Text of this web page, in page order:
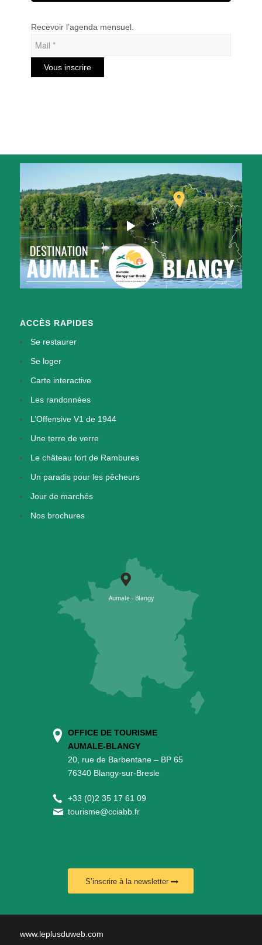
Recevoir l’agenda mensuel.
ACCÈS RAPIDES
Se restaurer
Se loger
Carte interactive
Les randonnées
L’Offensive V1 de 1944
Une terre de verre
Le château fort de Rambures
Un paradis pour les pêcheurs
Jour de marchés
Nos brochures
OFFICE DE TOURISME
AUMALE-BLANGY
20, rue de Barbentane – BP 65
76340 Blangy-sur-Bresle
+33 (0)2 35 17 61 09
tourisme@cciabb.fr
S’inscrire à la newsletter
www.leplusduweb.com